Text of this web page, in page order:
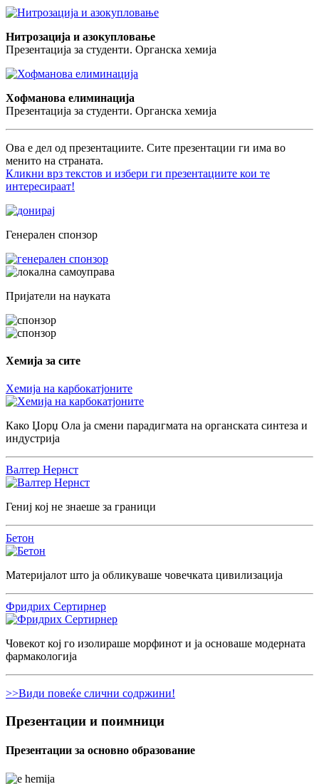
Нитрозација и азокупловање
Презентација за студенти. Органска хемија
Хофманова елиминација
Презентација за студенти. Органска хемија
Ова е дел од презентациите. Сите презентации ги има во
менито на страната.
Кликни врз текстов и избери ги презентациите кои те
интересираат!
Генерален спонзор
Пријатели на науката
Хемија за сите
Хемија на карбокатјоните
Како Џорџ Ола ја смени парадигмата на органската синтеза и
индустрија
Валтер Нернст
Гениј кој не знаеше за граници
Бетон
Материјалот што ја обликуваше човечката цивилизација
Фридрих Сертирнер
Човекот кој го изолираше морфинот и ја основаше модерната
фармакологија
>>Види повеќе слични содржини!
Презентации и поимници
Презентации за основно образование